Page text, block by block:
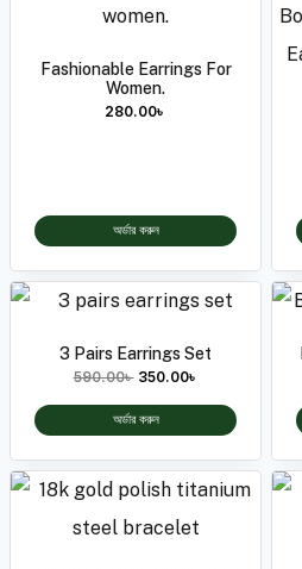
Fashionable Earrings For
Women.
280.00৳
অর্ডার করুন
3 Pairs Earrings Set
590.00৳ 350.00৳
অর্ডার করুন